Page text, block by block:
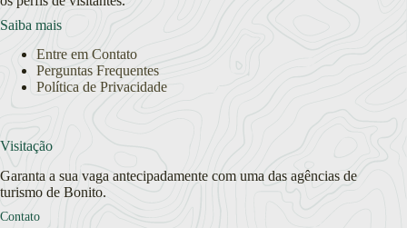
Saiba mais
Entre em Contato
Perguntas Frequentes
Política de Privacidade
Visitação
Garanta a sua vaga antecipadamente com uma das agências de
turismo de Bonito.
Contato